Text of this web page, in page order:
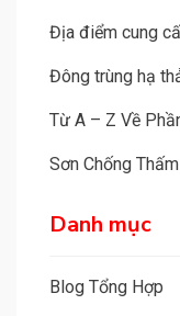
:Địa điểm cung
Đông trùng hạ
Từ A – Z Về
Sơn Chống
Danh mục
Blog Tổng Hợp